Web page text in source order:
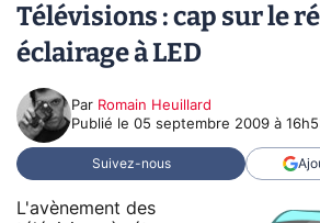
Télévisions : cap sur le
éclairage à LED
Par Romain Heuillard
Publié le 05 septembre 2009 à
Suivez-nous
L'avènement des